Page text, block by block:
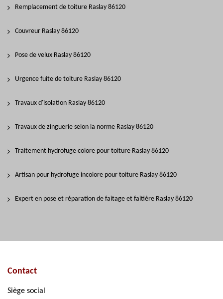
Remplacement de toiture Raslay 86120
Couvreur Raslay 86120
Pose de velux Raslay 86120
Urgence fuite de toiture Raslay 86120
Travaux d'isolation Raslay 86120
Travaux de zinguerie selon la norme Raslay 86120
Traitement hydrofuge colore pour toiture Raslay 86120
Artisan pour hydrofuge incolore pour toiture Raslay 86120
Expert en pose et réparation de faitage et faitière Raslay 86120
Contact
Siège social